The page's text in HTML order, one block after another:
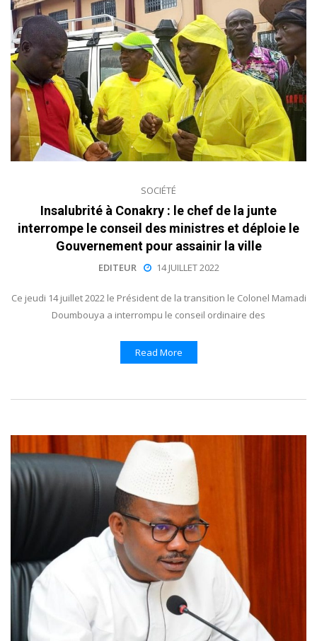
SOCIÉTÉ
Insalubrité à Conakry : le chef de la junte
interrompe le conseil des ministres et déploie le
Gouvernement pour assainir la ville
EDITEUR 14 JUILLET 2022
Ce jeudi 14 juillet 2022 le Président de la transition le Colonel Mamadi
Doumbouya a interrompu le conseil ordinaire des
Read More